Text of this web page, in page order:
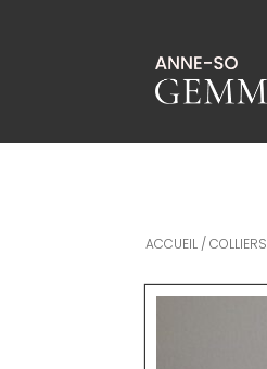
ACCUEIL /COLLIERS